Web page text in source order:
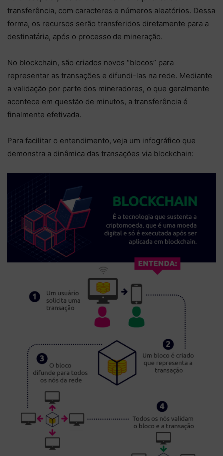
transferência, com caracteres e números aleatórios. Dessa
forma, os recursos serão transferidos diretamente para a
destinatária, após o processo de mineração.
No blockchain, são criados novos “blocos” para
representar as transações e difundi-las na rede. Mediante
a validação por parte dos mineradores, o que geralmente
acontece em questão de minutos, a transferência é
finalmente efetivada.
Para facilitar o entendimento, veja um infográfico que
demonstra a dinâmica das transações via blockchain: